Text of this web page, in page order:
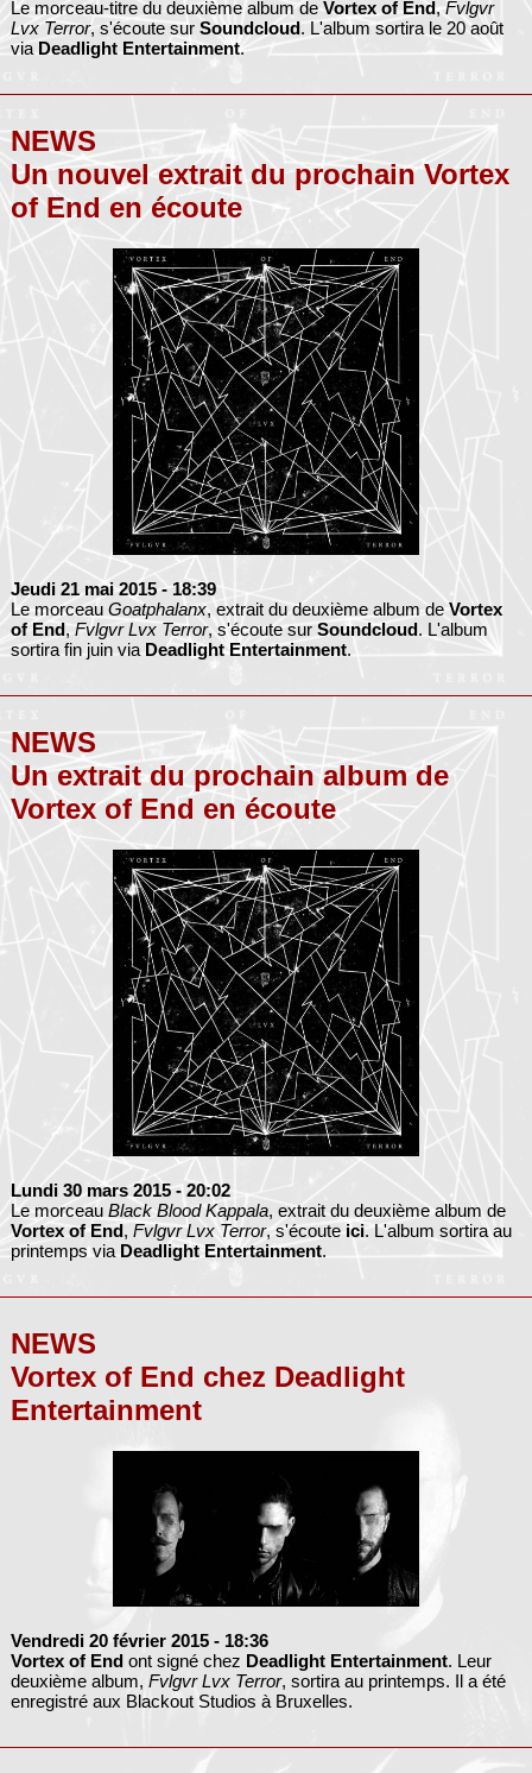
Le morceau-titre du deuxième album de Vortex of End,Fvlgvr
Lvx Terror, s'écoute sur Soundcloud. L'album sortira le 20 août
via Deadlight Entertainment.
NEWS
Un nouvel extrait du prochain Vortex
of End en écoute
Jeudi 21 mai 2015 - 18:39
Le morceau Goatphalanx, extrait du deuxième album deVortex
of End, Fvlgvr Lvx Terror, s'écoute sur Soundcloud. L'album
sortira fin juin via Deadlight Entertainment.
NEWS
Un extrait du prochain album de
Vortex of End en écoute
Lundi 30 mars 2015 - 20:02
Le morceau Black Blood Kappala, extrait du deuxième album de
Vortex of End, Fvlgvr Lvx Terror, s'écoute ici. L'album sortira au
printemps via Deadlight Entertainment.
NEWS
Vortex of End chez Deadlight
Entertainment
Vendredi 20 février 2015 - 18:36
Vortex of End ont signé chez Deadlight Entertainment. Leur
deuxième album, Fvlgvr Lvx Terror, sortira au printemps. Il a été
enregistré aux Blackout Studios à Bruxelles.